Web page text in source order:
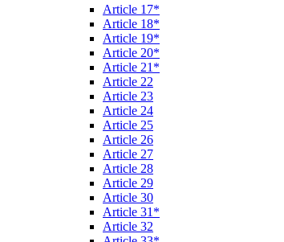
Article 17*
Article 18*
Article 19*
Article 20*
Article 21*
Article 22
Article 23
Article 24
Article 25
Article 26
Article 27
Article 28
Article 29
Article 30
Article 31*
Article 32